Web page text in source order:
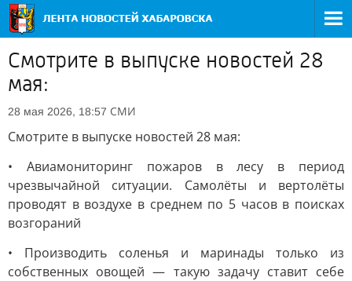
Смотрите в выпуске новостей 28
мая:
28 мая 2026, 18:57 СМИ
Смотрите в выпуске новостей 28 мая:
• Авиамониторинг пожаров в лесу в период
чрезвычайной ситуации. Самолёты и вертолёты
проводят в воздухе в среднем по 5 часов в поисках
возгораний
• Производить соленья и маринады только из
собственных овощей — такую задачу ставит себе